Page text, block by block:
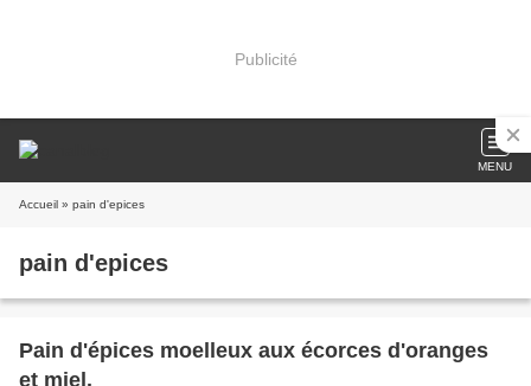
Publicité
MENU
Accueil » pain d'epices
pain d'epices
Pain d'épices moelleux aux écorces d'oranges
et miel.